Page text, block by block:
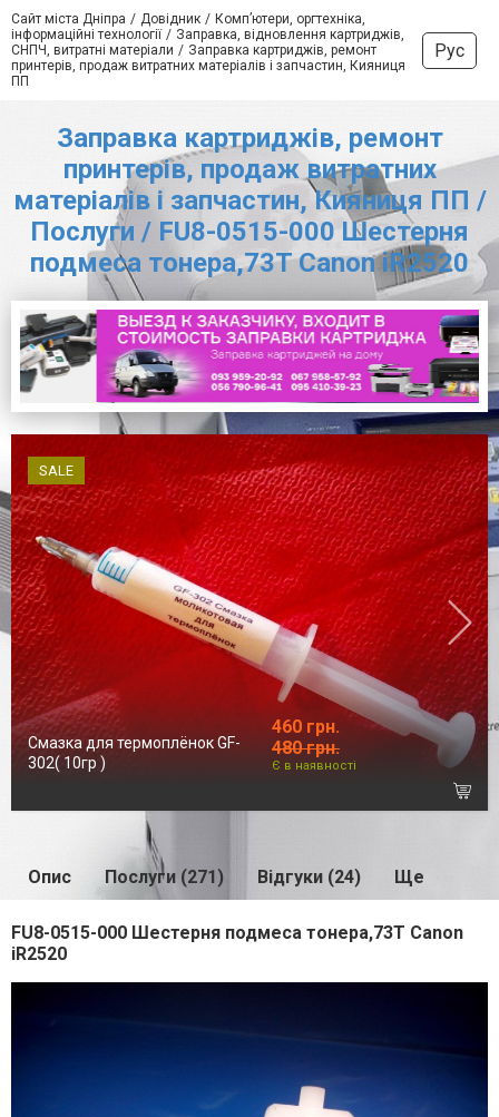
Сайт міста Дніпра Довідник
Комп’ютери, оргтехніка,
інформаційні технології
Заправка, відновлення картриджів,
СНПЧ, витратні матеріали
Заправка картриджів, ремонт
принтерів, продаж витратних матеріалів і запчастин, Кияниця
ПП
Рус
Заправка картриджів, ремонт
принтерів, продаж витратних
матеріалів і запчастин, Кияниця ПП /
Послуги / FU8-0515-000 Шестерня
подмеса тонера,73T Canon iR2520
SALE
Смазка для термоплёнок GF-
302( 10гр )
460 грн.
480 грн.
Є в наявності
Опис Послуги (271) Відгуки (24) Ще
FU8-0515-000 Шестерня подмеса тонера,73T Canon
iR2520